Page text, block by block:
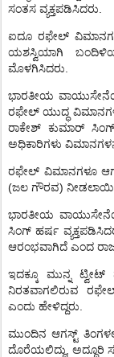
ಸಂತಸ ವ್ಯಕ್ತಪಡಿಸಿದರು
ಐದೂ ರಫೇಲ್
ಯಶಸ್ವಿಯಾಗಿ
ಮೊಳಗಿಸಿದರು
ಭಾರತೀಯ
ರಫೇಲ್ ಯುದ್ಧ
ರಾಕೇಶ್ ಕುಮಾರ್ ಸಿಂಗ್
ಅಧಿಕಾರಿಗಳು
ರಫೇಲ್ ವಿಮಾನಗಳೂ
(ಜಲ ಗೌರವ)
ಭಾರತೀಯ
ಸಿಂಗ್ ಹರ್ಷ
ಆರಂಭವಾಗಿದೆ ಎಂದ
ಇದಕ್ಕೂ ಮುನ್ನ ಟ್ವೀಟ್
ನಿರತವಾಗಲಿರುವ
ಎಂದು ಹೇಳಿದ್ದರು
ಮುಂದಿನ ಆಗಸ್ಟ್
ದೊರೆಯಲಿದ್ದು ಅದ್ದೂರಿ